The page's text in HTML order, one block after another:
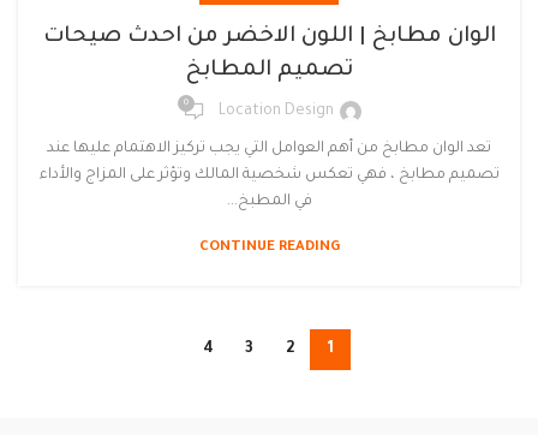
الوان مطابخ | اللون الاخضر من احدث صيحات
تصميم المطابخ
Location Design
0
تعد الوان مطابخ من أهم العوامل التي يجب تركيز الاهتمام عليها عند
تصميم مطابخ ، فهي تعكس شخصية المالك وتؤثر على المزاج والأداء
في المطبخ...
CONTINUE READING
1
2
3
4